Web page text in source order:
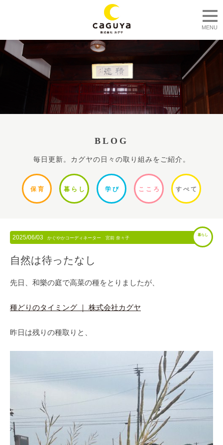
MENU
BLOG
毎日更新。カグヤの日々の取り組みをご紹介。
保 育 暮ら し 学 び ここ ろ すべて
2025/06/03 かぐやかコーディネーター 宮前 奈々子
暮らし
自然は待ったなし
先日、和樂の庭で高菜の種をとりましたが、
種どりのタイミング ｜ 株式会社カグヤ
昨日は残りの種取りと、